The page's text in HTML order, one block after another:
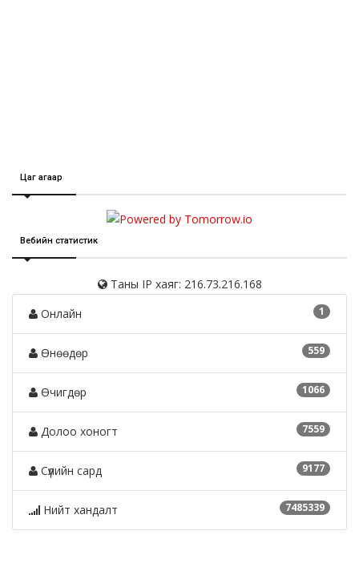
Цаг агаар
Вебийн статистик
Таны IP хаяг: 216.73.216.168
1
Онлайн
559
Өнөөдөр
1066
Өчигдөр
7559
Долоо хоногт
9177
Сүүлийн сард
7485339
Нийт хандалт